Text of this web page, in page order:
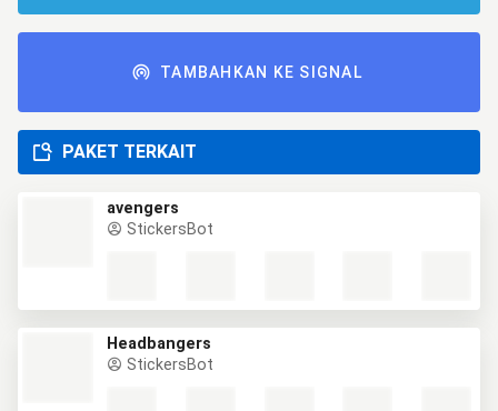
TAMBAHKAN KE SIGNAL
PAKET TERKAIT
avengers
StickersBot
Headbangers
StickersBot